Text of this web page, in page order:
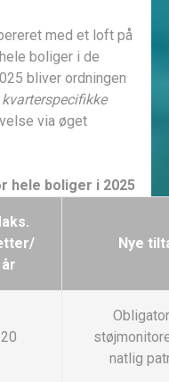
med et loft på
boliger i de
bliver ordningen
kvarterspecifikke
via øget
hele boliger i 2025
år
Nye
20
natlig